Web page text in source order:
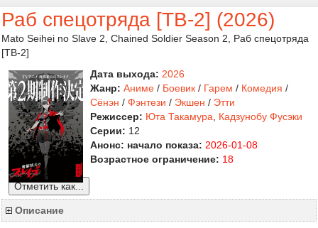
Раб спецотряда [ТВ-2] (2026)
Mato Seihei no Slave 2, Chained Soldier Season 2, Раб спецотряда
[ТВ-2]
Дата выхода: 2026
Жанр: Аниме / Боевик / Гарем / Комедия /
Сёнэн / Фэнтези / Экшен / Этти
Режиссер: Юта Такамура
Кадзунобу Фусэки
Серии: 12
Анонс: начало показа: 2026-01-08
Возрастное ограничение: 18
Отметить как...
Описание